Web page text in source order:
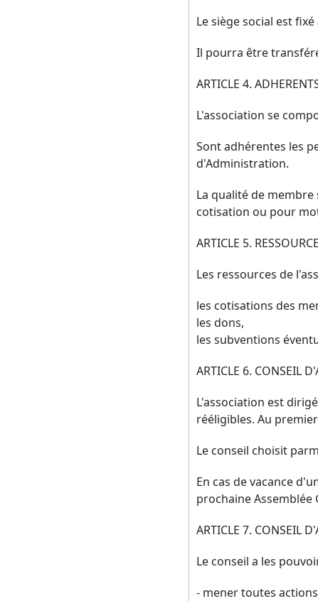
Le siège social est fixé
Il pourra être
ARTICLE 4.
L'association se
Sont adhérentes les
d'Administration.
La qualité de
cotisation ou pour
ARTICLE 5.
Les ressources de
les cotisations des
les dons,
les subventions
ARTICLE 6. CONSEIL
L'association est
rééligibles. Au
Le conseil choisit
En cas de vacance
prochaine Assemblée
ARTICLE 7. CONSEIL
Le conseil a les
- mener toutes